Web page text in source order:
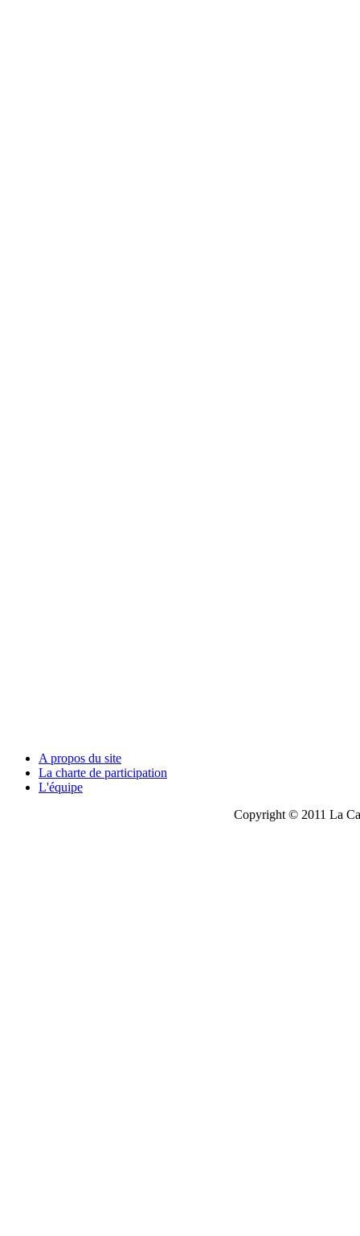
A propos du site
La charte de participation
L'équipe
Copyright © 2011 La